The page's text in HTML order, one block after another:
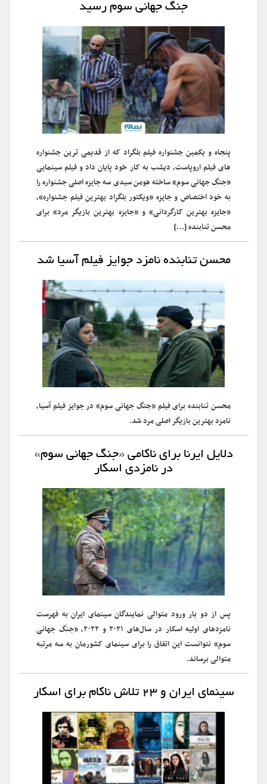
جنگ جهانی سوم رسید
پنجاه و یکمین جشنواره فیلم بلگراد که از قدیمی ترین جشنواره
های فیلم اروپاست، دیشب به کار خود پایان داد و فیلم سینمایی
«جنگ جهانی سوم» ساخته هومن سیدی سه جایزه اصلی جشنواره را
به خود اختصاص و جایزه «ویکتور بلگراد بهترین فیلم جشنواره»،
«جایزه بهترین کارگردانی» و «جایزه بهترین بازیگر مرد» برای
محسن تنابنده […]
محسن تنابنده نامزد جوایز فیلم آسیا شد
محسن تنابنده برای فیلم «جنگ جهانی سوم» در جوایز فیلم آسیا،
نامزد بهترین بازیگر اصلی مرد شد.
دلایل ایرنا برای ناکامی «جنگ جهانی سوم»
در نامزدی اسکار
پس از دو بار ورود متوالی نمایندگان سینمای ایران به فهرست
نامزدهای اولیه اسکار در سال‌های ۲۰۲۱ و ۲۰۲۲، «جنگ جهانی
سوم» نتوانست این اتفاق را برای سینمای کشورمان به سه مرتبه
متوالی برساند.
سینمای ایران و ۲۳ تلاش ناکام برای اسکار